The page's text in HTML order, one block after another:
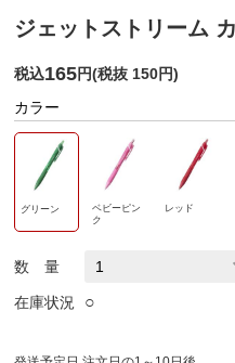
ジェットストリーム
税込165円(税抜 150円)
カラー
グリーン
ベビーピン
ク
レッド
数 量
在庫状況 ○